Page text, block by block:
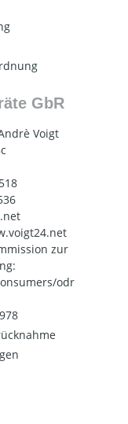
GbR
Voigt
zur
odr